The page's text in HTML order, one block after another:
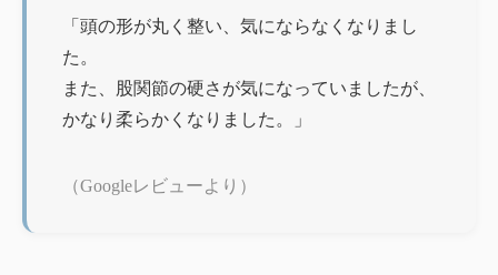
「頭の形が丸く整い、気にならなくなりまし
た。
また、股関節の硬さが気になっていましたが、
かなり柔らかくなりました。」
（Googleレビューより）